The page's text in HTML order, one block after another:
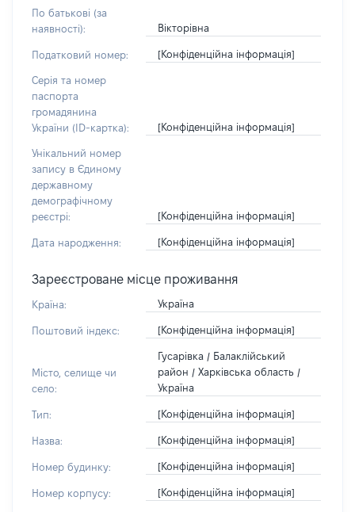
По батькові (за
наявності):
Вікторівна
Податковий номер: [Конфіденційна інформація]
Серія та номер
паспорта
громадянина
України (ID-картка):
[Конфіденційна інформація]
Унікальний номер
запису в Єдиному
державному
демографічному
реєстрі:
[Конфіденційна інформація]
Дата народження: [Конфіденційна інформація]
Зареєстроване місце проживання
Країна: Україна
Поштовий індекс: [Конфіденційна інформація]
Місто, селище чи
село:
Гусарівка / Балаклійський
район / Харківська область /
Україна
Тип: [Конфіденційна інформація]
Назва: [Конфіденційна інформація]
Номер будинку: [Конфіденційна інформація]
Номер корпусу: [Конфіденційна інформація]